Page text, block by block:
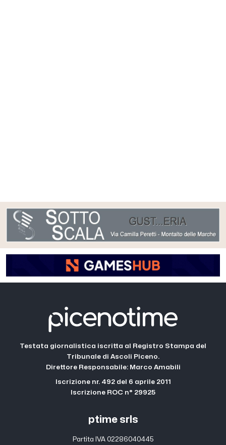
Testata giornalistica iscritta al Registro Stampa del
Tribunale di Ascoli Piceno.
Direttore Responsabile: Marco Amabili
Iscrizione nr. 492 del 6 aprile 2011
Iscrizione ROC n° 29925
ptime srls
Partita IVA 02286040445